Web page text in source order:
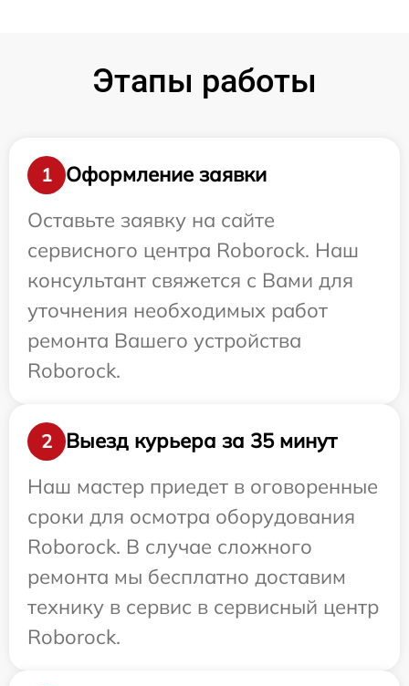
Этапы работы
1
Оформление заявки
Оставьте заявку на сайте
сервисного центра Roborock. Наш
консультант свяжется с Вами для
уточнения необходимых работ
ремонта Вашего устройства
Roborock.
2
Выезд курьера за 35 минут
Наш мастер приедет в оговоренные
сроки для осмотра оборудования
Roborock. В случае сложного
ремонта мы бесплатно доставим
технику в сервис в сервисный центр
Roborock.